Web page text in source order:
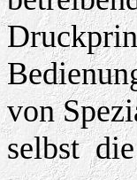
von
selbst